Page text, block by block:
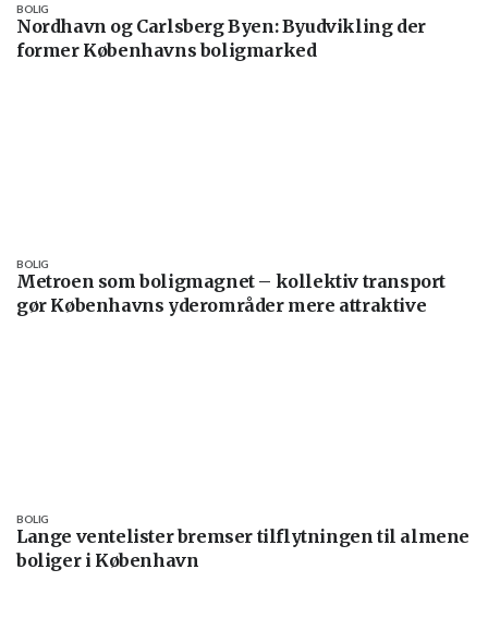
Nordhavn og Carlsberg Byen: Byudvikling der
former Københavns boligmarked
BOLIG
Metroen som boligmagnet – kollektiv transport
gør Københavns yderområder mere attraktive
BOLIG
Lange ventelister bremser tilflytningen til almene
boliger i København
BOLIG